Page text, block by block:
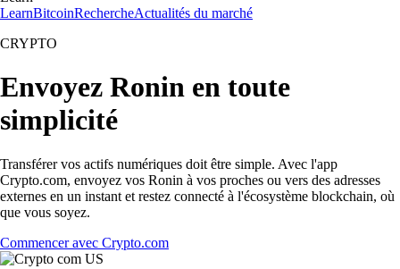
LearnBitcoinRechercheActualités du marché
CRYPTO
Envoyez Ronin en toute
simplicité
Transférer vos actifs numériques doit être simple. Avec l'app
Crypto.com, envoyez vos Ronin à vos proches ou vers des adresses
externes en un instant et restez connecté à l'écosystème blockchain, où
que vous soyez.
Commencer avec Crypto.com